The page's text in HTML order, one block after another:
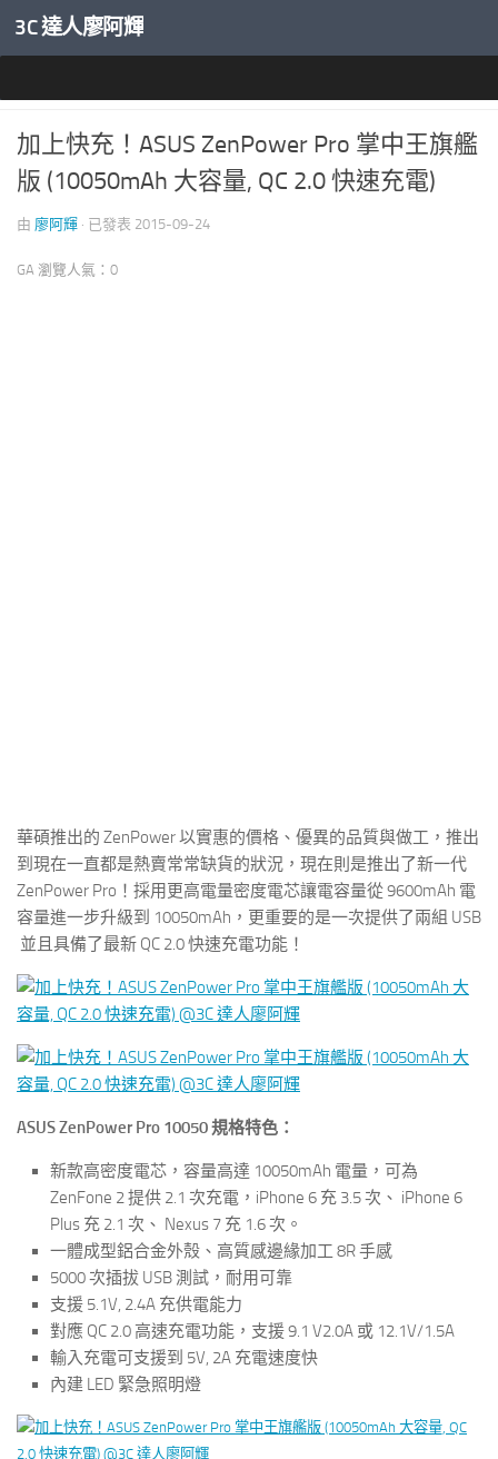
內文下方
3C 達人廖阿輝
加上快充！ASUS ZenPower Pro 掌中王旗艦
版 (10050mAh 大容量, QC 2.0 快速充電)
由 廖阿輝 · 已發表 2015-09-24
GA 瀏覽人氣：0
華碩推出的 ZenPower 以實惠的價格、優異的品質與做工，推出
到現在一直都是熱賣常常缺貨的狀況，現在則是推出了新一代
ZenPower Pro！採用更高電量密度電芯讓電容量從 9600mAh 電
容量進一步升級到 10050mAh，更重要的是一次提供了兩組 USB
並且具備了最新 QC 2.0 快速充電功能！
ASUS ZenPower Pro 10050 規格特色：
新款高密度電芯，容量高達 10050mAh 電量，可為
ZenFone 2 提供 2.1 次充電，iPhone 6 充 3.5 次、 iPhone 6
Plus 充 2.1 次、 Nexus 7 充 1.6 次。
一體成型鋁合金外殼、高質感邊緣加工 8R 手感
5000 次插拔 USB 測試，耐用可靠
支援 5.1V, 2.4A 充供電能力
對應 QC 2.0 高速充電功能，支援 9.1 V2.0A 或 12.1V/1.5A
輸入充電可支援到 5V, 2A 充電速度快
內建 LED 緊急照明燈